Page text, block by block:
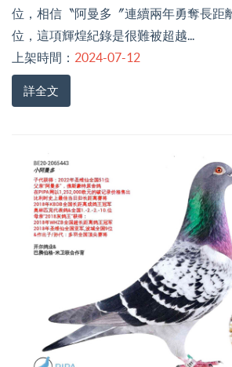
位，相信〝阿曼多〞連續兩年勇奪長距
位，這項輝煌紀錄是很難被超越...
上架時間： 2024-07-12
詳全文